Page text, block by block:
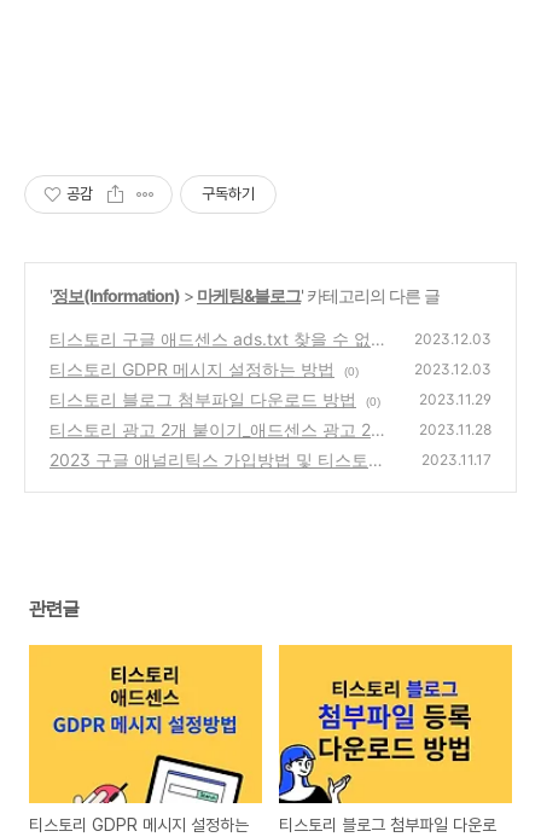
공감 구독하기
'정보(Information) > 마케팅&블로그' 카테고리의 다른 글
티스토리 구글 애드센스 ads.txt 찾을 수 없음
해결하는 방법
(0)
2023.12.03
티스토리 GDPR 메시지 설정하는 방법 (0) 2023.12.03
티스토리 블로그 첨부파일 다운로드 방법 (0) 2023.11.29
티스토리 광고 2개 붙이기_애드센스 광고 2개
(0)
2023.11.28
2023 구글 애널리틱스 가입방법 및 티스토리
2023.11.17
관련글
티스토리 GDPR 메시지 설정하는
티스토리 블로그 첨부파일 다운로